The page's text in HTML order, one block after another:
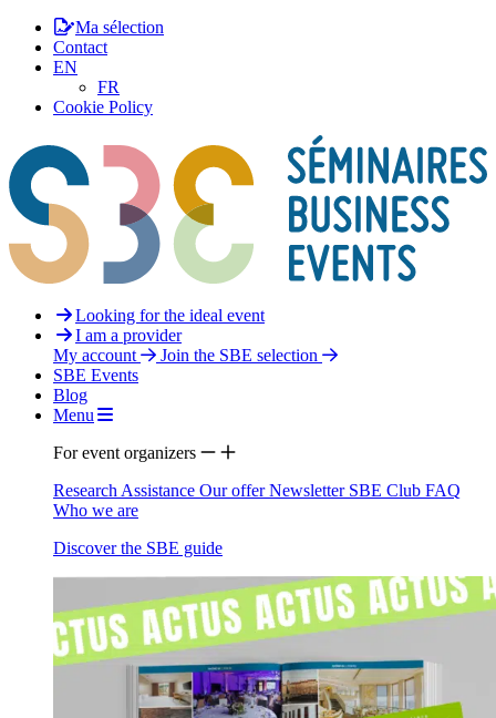
Ma sélection
Contact
EN
FR
Cookie Policy
Looking for the ideal event
I am a provider
My account
Join the SBE selection
SBE Events
Blog
Menu
For event organizers
Research Assistance Our offerNewsletter SBE Club FAQ
Who we are
Discover the SBE guide